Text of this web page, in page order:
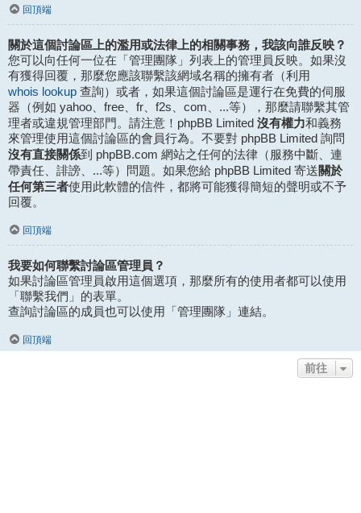
回頂端
關於這個討論區上的濫用或法律上的相關事務，我該向誰反映？
您可以向任何一位在「管理團隊」列表上的管理員反映。如果沒
有獲得回覆，那麼您應該聯繫該網域名稱的擁有者（利用
whois lookup 查詢）或者，如果這個討論區是運行在免費的伺服
器（例如 yahoo、free、fr、f2s、com、...等），那麼請聯繫其管
理者或違規管理部門。請注意！phpBB Limited 沒有權力和義務
來管理使用這個討論區的會員行為。不要對 phpBB Limited 詢問
沒有直接關係到 phpBB.com 網站之任何的法律（服務中斷、連
帶責任、誹謗、...等）問題。如果您給 phpBB Limited 寄送關於
任何第三者使用此軟體的信件，都將可能獲得簡短的聲明或不予
回覆。
回頂端
我要如何聯繫討論區管理員？
如果討論區管理員啟用這個選項，那麼所有的使用者都可以使用
「聯繫我們」的表單。
查詢討論區的成員也可以使用「管理團隊」連結。
回頂端
前往